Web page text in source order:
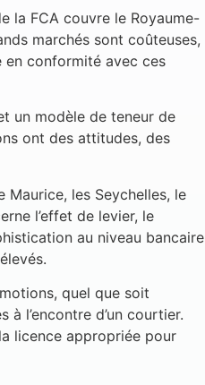
la FCA couvre le Royaume-
marchés sont coûteuses,
en conformité avec ces
un modèle de teneur de
ont des attitudes, des
les Seychelles, le
l’effet de levier, le
au niveau bancaire
quel que soit
l’encontre d’un courtier.
licence appropriée pour